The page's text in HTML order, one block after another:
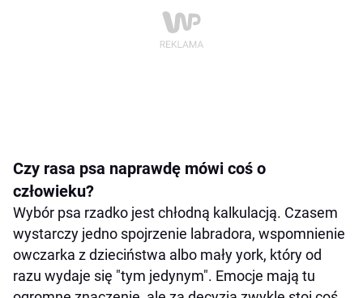
Czy rasa psa naprawdę mówi coś o
człowieku?
Wybór psa rzadko jest chłodną kalkulacją. Czasem
wystarczy jedno spojrzenie labradora, wspomnienie
owczarka z dzieciństwa albo mały york, który od
razu wydaje się "tym jedynym". Emocje mają tu